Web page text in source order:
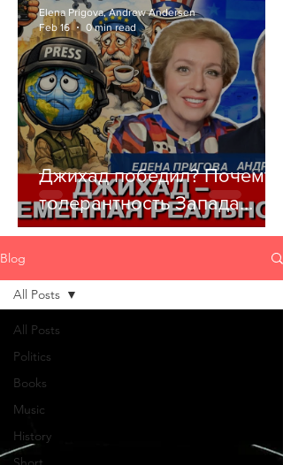
Джихад победил? Почему
толерантность Запада
убивает цивилизацию
Elena Prigova, Andrew Andersen
Feb 16
0 min read
Blog
All Posts
Politics
Books
Music
History
All Posts